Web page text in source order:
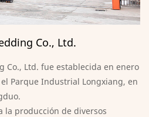
Co., Ltd.
Co., Ltd. fue establecida en enero
Parque Industrial Longxiang, en
la producción de diversos